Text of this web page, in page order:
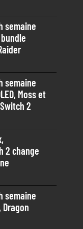
semaine
semaine
Moss et
2
2 change
semaine